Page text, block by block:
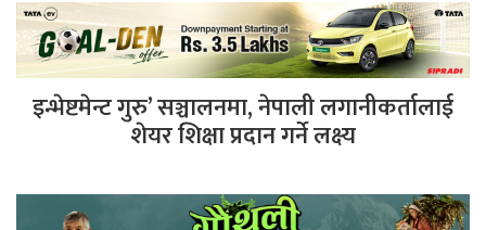
इन्भेष्टमेन्ट गुरु’ सञ्चालनमा, नेपाली लगानीकर्तालाई
शेयर शिक्षा प्रदान गर्ने लक्ष्य